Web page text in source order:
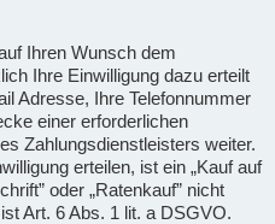
Ihren Wunsch dem
Ihre Einwilligung dazu erteilt
Adresse, Ihre Telefonnummer
einer erforderlichen
Zahlungsdienstleisters weiter.
erteilen, ist ein „Kauf auf
oder „Ratenkauf” nicht
Art. 6 Abs. 1 lit. a DSGVO.